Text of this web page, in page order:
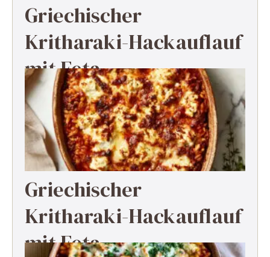
Griechischer
Kritharaki-Hackauflauf
mit Feta
Griechischer
Kritharaki-Hackauflauf
mit Feta